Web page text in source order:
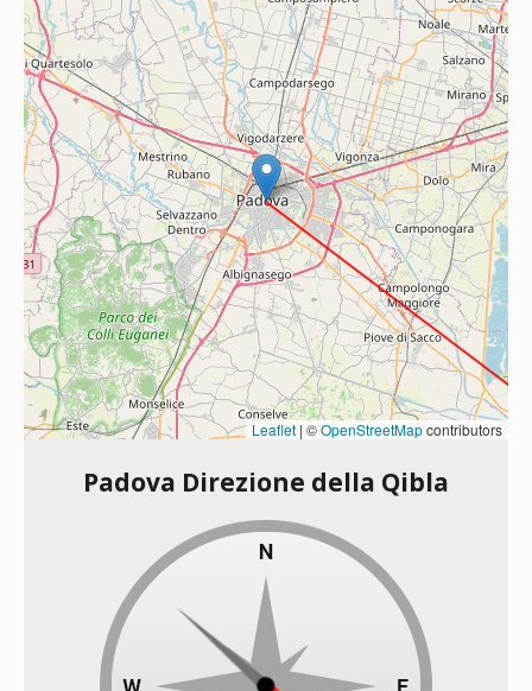
Leaflet | ©OpenStreetMapcontributors
Padova Direzione della Qibla